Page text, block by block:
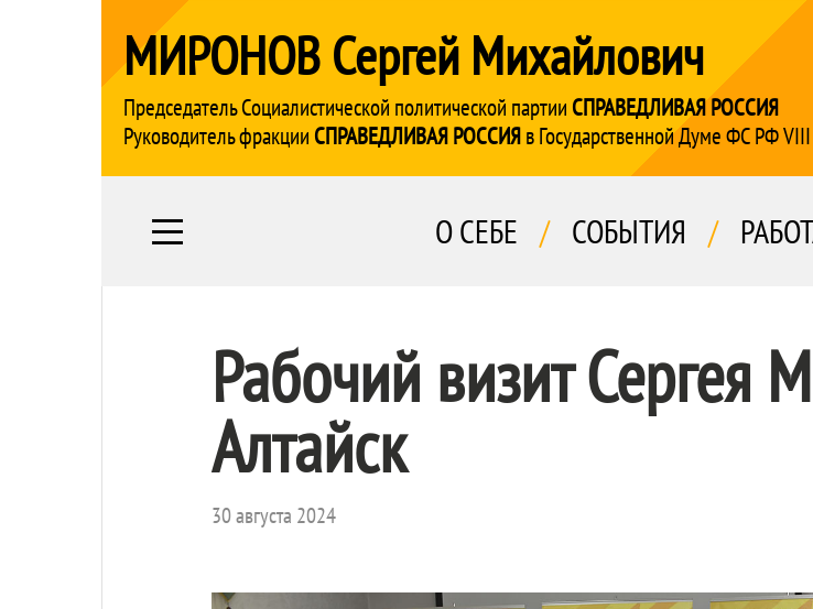
МИРОНОВ Сергей Михайлович
Председатель Социалистической политической партии СПРАВЕДЛИВАЯ РОССИЯ
Руководитель фракции СПРАВЕДЛИВАЯ РОССИЯв Государственной Думе ФС РФ
О СЕБЕ / СОБЫТИЯ /
Рабочий визит Сергея
Алтайск
30 августа 2024